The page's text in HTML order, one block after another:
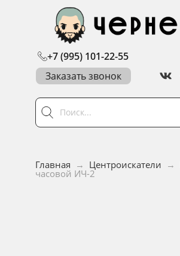
+7 (995) 101-22-55
Заказать звонок
Главная → Центроискатели →
часовой ИЧ-2